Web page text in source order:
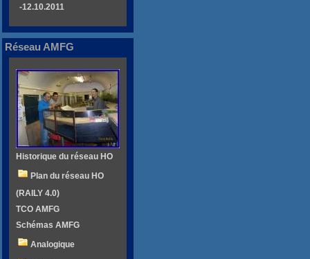
-12.10.2011
Réseau AMFG
Historique du réseau HO
Plan du réseau HO
(RAILY 4.0)
TCO AMFG
Schémas AMFG
Analogique